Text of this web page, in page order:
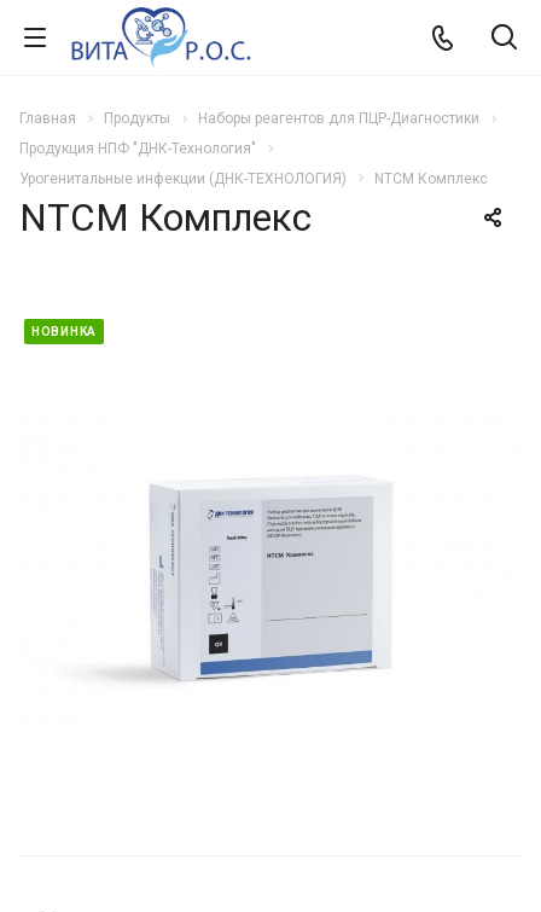
Главная Продукты
Наборы реагентов для ПЦР-Диагностики
Продукция НПФ "ДНК-Технология"
Урогенитальные инфекции (ДНК-ТЕХНОЛОГИЯ)
NTCM Комплекс
NTCM Комплекс
НОВИНКА